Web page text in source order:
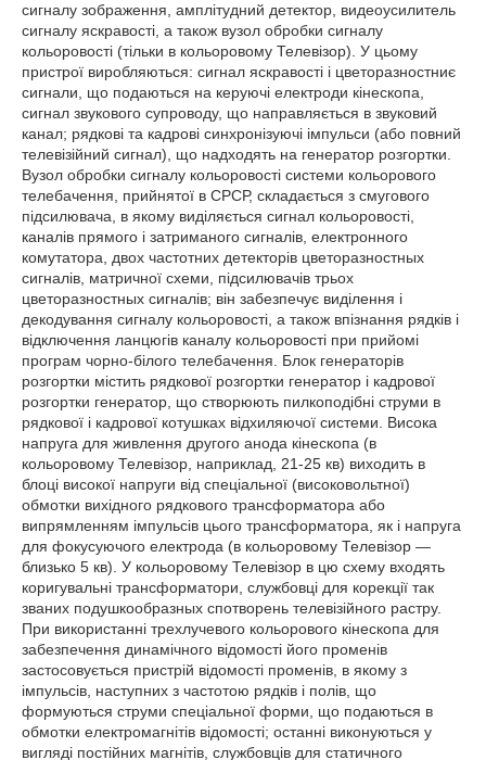
сигналу зображення, амплітудний детектор, видеоусилитель
сигналу яскравості, а також вузол обробки сигналу
кольоровості (тільки в кольоровому Телевізор). У цьому
пристрої виробляються: сигнал яскравості і цветоразностниє
сигнали, що подаються на керуючі електроди кінескопа,
сигнал звукового супроводу, що направляється в звуковий
канал; рядкові та кадрові синхронізуючі імпульси (або повний
телевізійний сигнал), що надходять на генератор розгортки.
Вузол обробки сигналу кольоровості системи кольорового
телебачення, прийнятої в СРСР, складається з смугового
підсилювача, в якому виділяється сигнал кольоровості,
каналів прямого і затриманого сигналів, електронного
комутатора, двох частотних детекторів цветоразностных
сигналів, матричної схеми, підсилювачів трьох
цветоразностных сигналів; він забезпечує виділення і
декодування сигналу кольоровості, а також впізнання рядків і
відключення ланцюгів каналу кольоровості при прийомі
програм чорно-білого телебачення. Блок генераторів
розгортки містить рядкової розгортки генератор і кадрової
розгортки генератор, що створюють пилкоподібні струми в
рядкової і кадрової котушках відхиляючої системи. Висока
напруга для живлення другого анода кінескопа (в
кольоровому Телевізор, наприклад, 21-25 кв) виходить в
блоці високої напруги від спеціальної (високовольтної)
обмотки вихідного рядкового трансформатора або
випрямленням імпульсів цього трансформатора, як і напруга
для фокусуючого електрода (в кольоровому Телевізор —
близько 5 кв). У кольоровому Телевізор в цю схему входять
коригувальні трансформатори, службовці для корекції так
званих подушкообразных спотворень телевізійного растру.
При використанні трехлучевого кольорового кінескопа для
забезпечення динамічного відомості його променів
застосовується пристрій відомості променів, в якому з
імпульсів, наступних з частотою рядків і полів, що
формуються струми спеціальної форми, що подаються в
обмотки електромагнітів відомості; останні виконуються у
вигляді постійних магнітів, службовців для статичного